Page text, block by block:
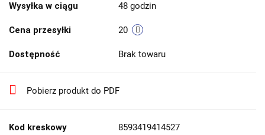
Wysyłka w ciągu 48 godzin
Cena przesyłki 20
Dostępność Brak towaru
Pobierz produkt do PDF
Kod kreskowy 8593419414527